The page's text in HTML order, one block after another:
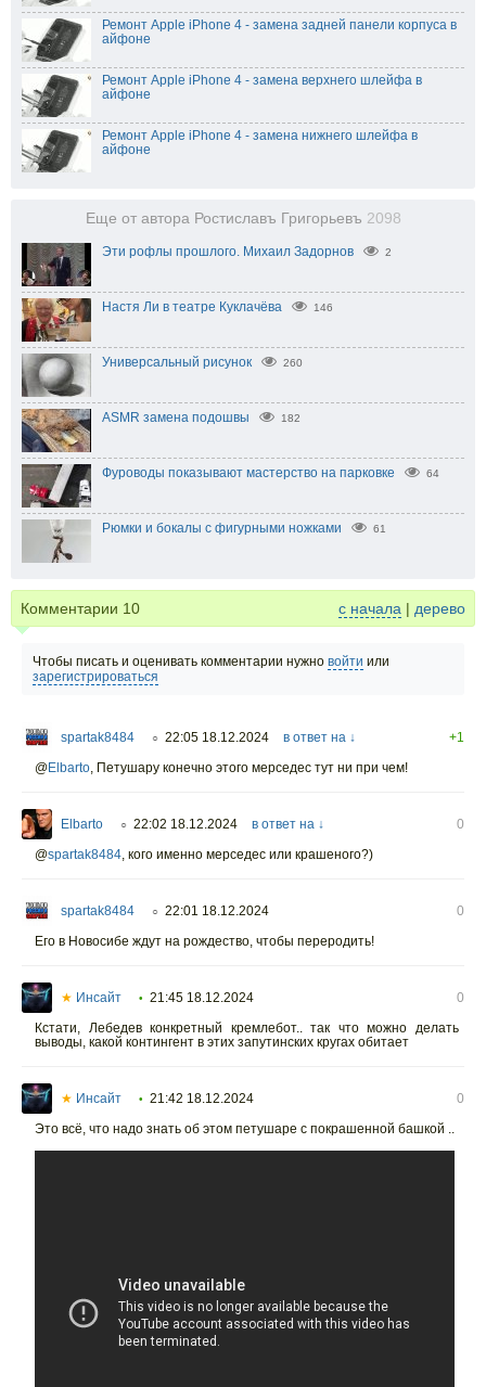
Ремонт Apple iPhone 4 - замена задней панели корпуса в
айфоне
Ремонт Apple iPhone 4 - замена верхнего шлейфа в
айфоне
Ремонт Apple iPhone 4 - замена нижнего шлейфа в
айфоне
Еще от автора Ростиславъ Григорьевъ 2098
Эти рофлы прошлого. Михаил Задорнов 2
Настя Ли в театре Куклачёва 146
Универсальный рисунок 260
ASMR замена подошвы 182
Фуроводы показывают мастерство на парковке 64
Рюмки и бокалы с фигурными ножками 61
Комментарии 10 с начала | дерево
Чтобы писать и оценивать комментарии нужно войти или
зарегистрироваться
spartak8484 ○ 22:05 18.12.2024 в ответ на ↓
+1
@Elbarto Петушару конечно этого мерседес тут ни при чем!
Elbarto ○ 22:02 18.12.2024 в ответ на ↓
0
@spartak8484 кого именно мерседес или крашеного?)
spartak8484 ○ 22:01 18.12.2024
0
Его в Новосибе ждут на рождество, чтобы переродить!
★ Инсайт • 21:45 18.12.2024
0
Кстати, Лебедев конкретный кремлебот.. так что можно делать
выводы, какой контингент в этих запутинских кругах обитает
★ Инсайт • 21:42 18.12.2024
0
Это всё, что надо знать об этом петушаре с покрашенной башкой ..